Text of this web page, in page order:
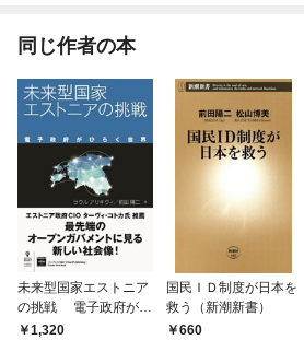
同じ作者の本
未来型国家エストニア
の挑戦 電子政府がひ
らく世界
1,320
国民ＩＤ制度が日本を
救う（新潮新書）
660